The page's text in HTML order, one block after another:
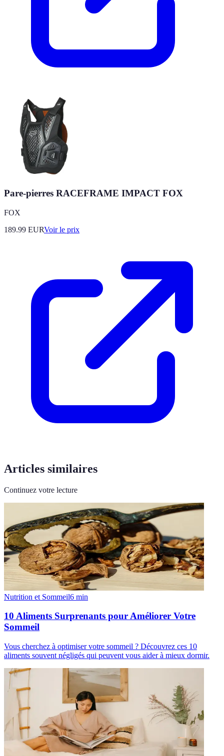
Pare-pierres RACEFRAME IMPACT FOX
FOX
189.99 EURVoir le prix
Articles similaires
Continuez votre lecture
Nutrition et Sommeil6 min
10 Aliments Surprenants pour Améliorer Votre
Sommeil
Vous cherchez à optimiser votre sommeil ? Découvrez ces 10
aliments souvent négligés qui peuvent vous aider à mieux dormir.